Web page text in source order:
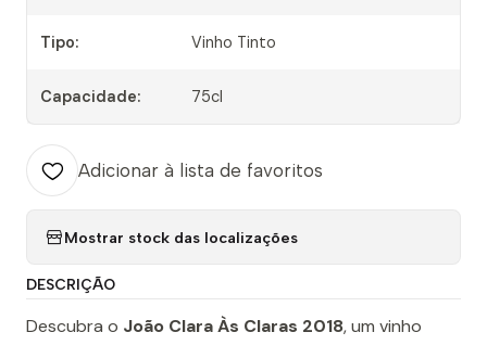
Tipo: Vinho Tinto
Capacidade: 75cl
Adicionar à lista de favoritos
Mostrar stock das localizações
DESCRIÇÃO
Descubra o João Clara Às Claras 2018, um vinho